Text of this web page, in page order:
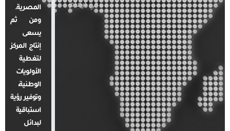
في أرقام
المصرية.
ومن ثم
يسعى
إنتاج المركز
لتغطية
الأولويات
الوطنية،
وتوفير رؤية
استباقية
لبدائل